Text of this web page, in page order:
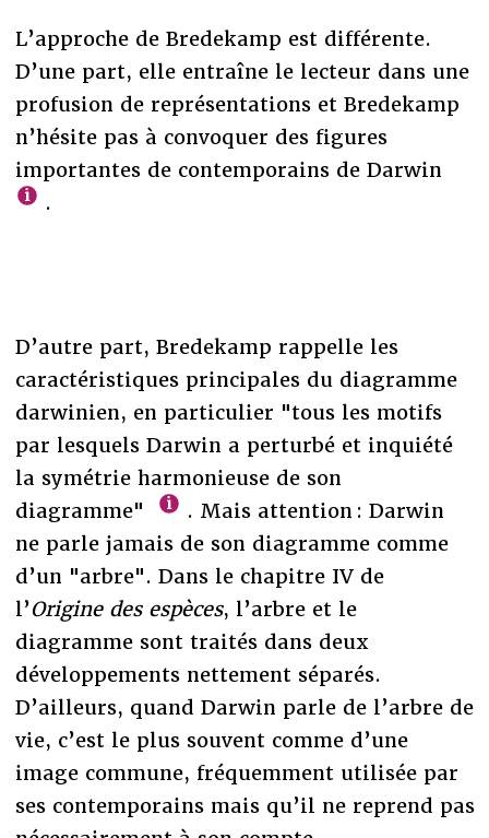
L’approche de Bredekamp est différente.
D’une part, elle entraîne le lecteur dans une
profusion de représentations et Bredekamp
n’hésite pas à convoquer des figures
importantes de contemporains de Darwin
.
D’autre part, Bredekamp rappelle les
caractéristiques principales du diagramme
darwinien, en particulier "tous les motifs
par lesquels Darwin a perturbé et inquiété
la symétrie harmonieuse de son
diagramme"
. Mais attention : Darwin
ne parle jamais de son diagramme comme
d’un "arbre". Dans le chapitre IV de
l’Origine des espèces, l’arbre et le
diagramme sont traités dans deux
développements nettement séparés.
D’ailleurs, quand Darwin parle de l’arbre de
vie, c’est le plus souvent comme d’une
image commune, fréquemment utilisée par
ses contemporains mais qu’il ne reprend pas